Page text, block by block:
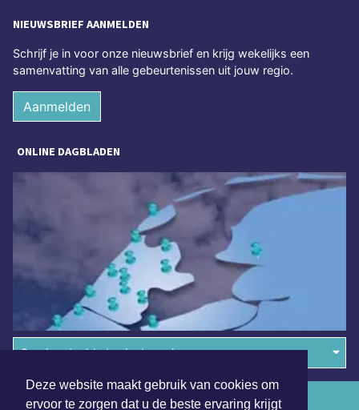
Deze website maakt gebruik van cookies om
ervoor te zorgen dat u de beste ervaring krijgt
NIEUWSBRIEF AANMELDEN
Schrijf je in voor onze nieuwsbrief en krijg wekelijks een
samenvatting van alle gebeurtenissen uit jouw regio.
Aanmelden
ONLINE DAGBLADEN
Overige dagbladen in de regio
Algemene voorwaarden